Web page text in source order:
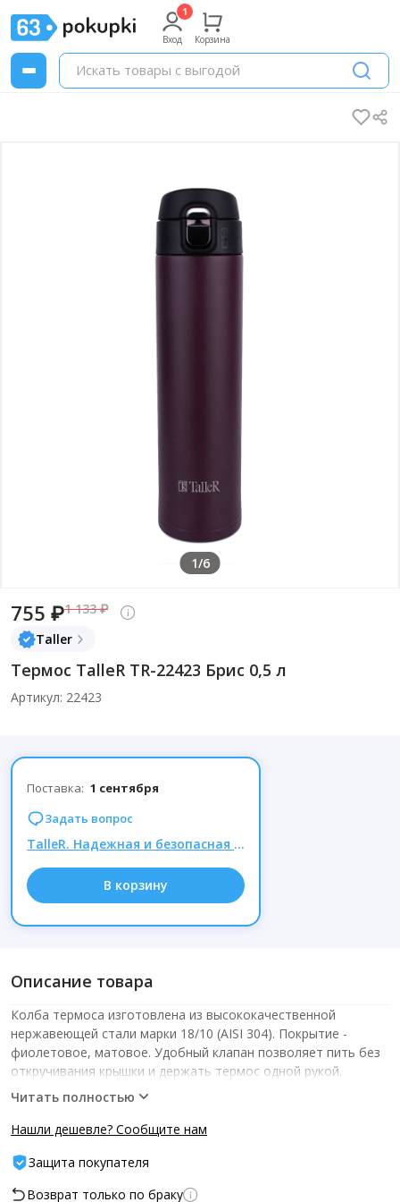
Вход Корзина
1/6
755 ₽1 133 ₽
Taller
Термос TalleR TR-22423 Брис 0,5 л
Артикул: 22423
Поставка: 1 сентября
Задать вопрос
TalleR. Надежная и безопасная кухонная посуда премиум класса! РАСПРОДАЖА! УЦЕНКА -30%
В корзину
Описание товара
Колба термоса изготовлена из высококачественной
нержавеющей стали марки 18/10 (AISI 304). Покрытие -
фиолетовое, матовое. Удобный клапан позволяет пить без
откручивания крышки и держать термос одной рукой.
Герметичная силиконовая пробка предотвращает потерю
крышки защищает от открытия крышки. Диаметр горлышка
если термос наполнен кипятком. Сохранение температуры: 6
часов - 65?C, 12 часов - 50?C, 24 часа - 37?C. Для лучшего
Читать полностью
Нашли дешевле? Сообщите нам
Защита покупателя
Возврат только по браку